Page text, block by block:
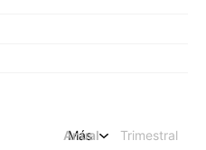
Anual Trimestral
Más